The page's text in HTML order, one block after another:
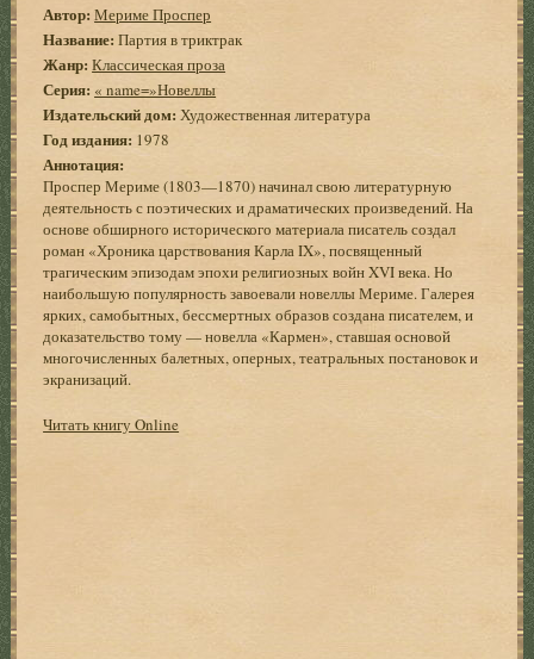
Автор: Мериме Проспер
Название: Партия в триктрак
Жанр: Классическая проза
Серия: « name=»Новеллы
Издательский дом: Художественная литература
Год издания: 1978
Аннотация:
Проспер Мериме (1803—1870) начинал свою литературную
деятельность с поэтических и драматических произведений. На
основе обширного исторического материала писатель создал
роман «Хроника царствования Карла IX», посвященный
трагическим эпизодам эпохи религиозных войн XVI века. Но
наибольшую популярность завоевали новеллы Мериме. Галерея
ярких, самобытных, бессмертных образов создана писателем, и
доказательство тому — новелла «Кармен», ставшая основой
многочисленных балетных, оперных, театральных постановок и
экранизаций.
Читать книгу Online